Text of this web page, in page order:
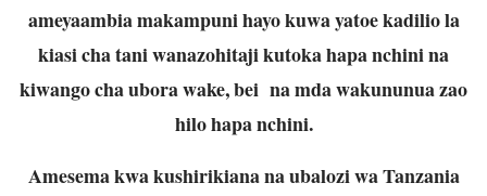
ameyaambia makampuni hayo kuwa yatoe kadilio la
kiasi cha tani wanazohitaji kutoka hapa nchini na
kiwango cha ubora wake, bei na mda wakununua zao
hilo hapa nchini.
Amesema kwa kushirikiana na ubalozi wa Tanzania